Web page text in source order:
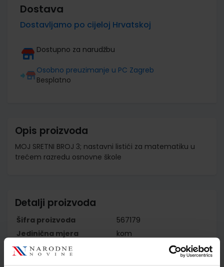
Dostava
Dostavljamo po cijeloj Hrvatskoj
Dostupno za narudžbu
Osobno preuzimanje u PC Zagreb
Besplatno
Opis proizvoda
MOJ SRETNI BROJ 3; nastavni listići za matematiku u
trećem razredu osnovne škole
Detalji proizvoda
Šifra proizvoda
567179
Jedinična mjera
kom
Nakladnik
ŠKOLSKA KNJIGA d.d.
Sanja Jakovljević Rogić